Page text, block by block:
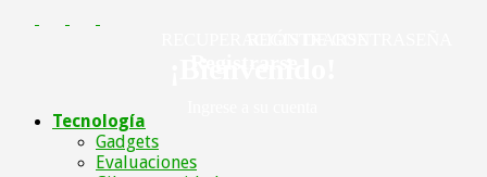
Tecnología
Gadgets
Evaluaciones